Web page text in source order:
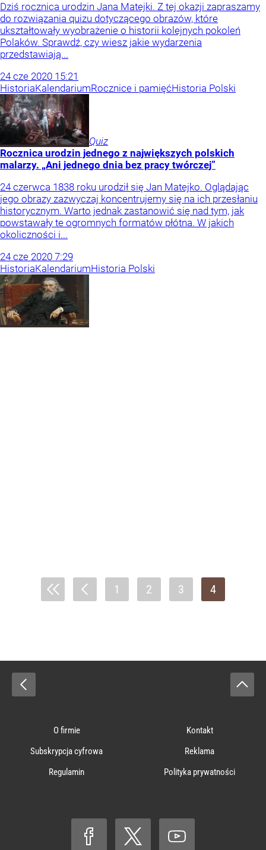
Dziś rocznica urodzin Jana Matejki. Z tej okazji zapraszamy
do rozwiązania quizu dotyczącego obrazów, które
ukształtowały wyobrażenie o historii kolejnych pokoleń
Polaków. Sprawdź, czy wiesz jakie wydarzenia
przedstawiają...
24 cze 2020 15:21
HistoriaKalendariumRocznice i pamięćHistoria Polski
Quiz
Rocznica urodzin jednego z największych polskich
malarzy. „Ani jednego dnia bez pracy twórczej”
24 czerwca 1838 roku urodził się Jan Matejko. Oglądając
jego obrazy zazwyczaj koncentrujemy się na ich przesłaniu
historycznym. Warto jednak zastanowić się nad tym, jak
powstawały te ogromnych formatów płótna. W jakich
okoliczności i...
24 cze 2020 7:29
HistoriaKalendariumHistoria Polski
1 2 3 4
O firmie
Kontakt
Subskrypcja cyfrowa
Reklama
Regulamin
Polityka prywatności